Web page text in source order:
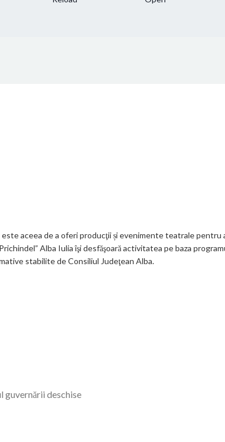
este aceea de a oferi producţii și evenimente teatrale
Alba Iulia îşi desfăşoară activitatea pe baza
stabilite de Consiliul Judeţean Alba.
guvernării deschise